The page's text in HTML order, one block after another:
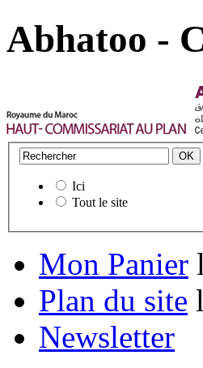
Abhatoo -
Ici
Tout le site
Mon Panier l
Plan du site l
Newsletter